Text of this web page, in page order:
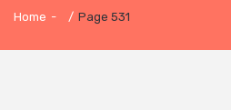
Home - / Page 531